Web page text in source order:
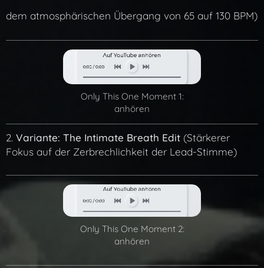
dem atmosphärischen Übergang von 65 auf 130 BPM)
Only This One Moment 1:
anhören
2. Variante: The Intimate Breath Edit (Stärkerer
Fokus auf der Zerbrechlichkeit der Lead-Stimme)
Only This One Moment 2:
anhören